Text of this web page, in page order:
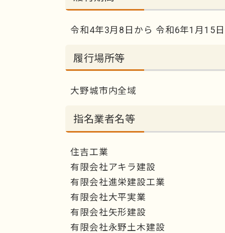
令和4年3月8日から 令和6年1月15
履行場所等
大野城市内全域
指名業者名等
住吉工業
有限会社アキラ建設
有限会社進栄建設工業
有限会社大平実業
有限会社矢形建設
有限会社永野土木建設